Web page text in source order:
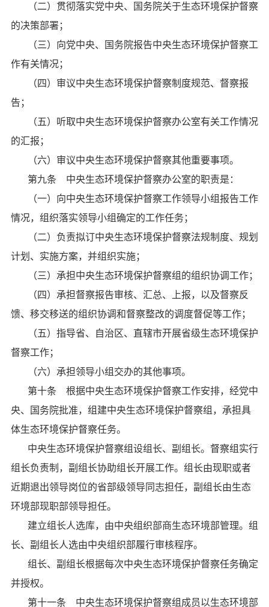
（二）贯彻落实党中央、国务院关于生态环境保护督察
的决策部署；
（三）向党中央、国务院报告中央生态环境保护督察工
作有关情况；
（四）审议中央生态环境保护督察制度规范、督察报
告；
（五）听取中央生态环境保护督察办公室有关工作情况
的汇报；
（六）审议中央生态环境保护督察其他重要事项。
第九条 中央生态环境保护督察办公室的职责是：
（一）向中央生态环境保护督察工作领导小组报告工作
情况，组织落实领导小组确定的工作任务；
（二）负责拟订中央生态环境保护督察法规制度、规划
计划、实施方案，并组织实施；
（三）承担中央生态环境保护督察组的组织协调工作；
（四）承担督察报告审核、汇总、上报，以及督察反
馈、移交移送的组织协调和督察整改的调度督促等工作；
（五）指导省、自治区、直辖市开展省级生态环境保护
督察工作；
（六）承担领导小组交办的其他事项。
第十条 根据中央生态环境保护督察工作安排，经党中
央、国务院批准，组建中央生态环境保护督察组，承担具
体生态环境保护督察任务。
中央生态环境保护督察组设组长、副组长。督察组实行
组长负责制，副组长协助组长开展工作。组长由现职或者
近期退出领导岗位的省部级领导同志担任，副组长由生态
环境部现职部领导担任。
建立组长人选库，由中央组织部商生态环境部管理。组
长、副组长人选由中央组织部履行审核程序。
组长、副组长根据每次中央生态环境保护督察任务确定
并授权。
第十一条 中央生态环境保护督察组成员以生态环境部